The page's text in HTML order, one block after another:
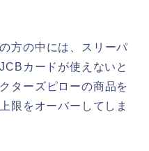
方の中には、スリーパ
カードが使えないと
ターズピローの商品を
限をオーバーしてしま